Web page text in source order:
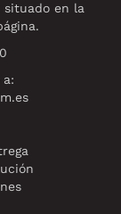
en la